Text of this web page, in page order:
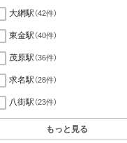
大網駅 （42件）
東金駅 （40件）
茂原駅 （36件）
求名駅 （28件）
八街駅 （23件）
もっと見る